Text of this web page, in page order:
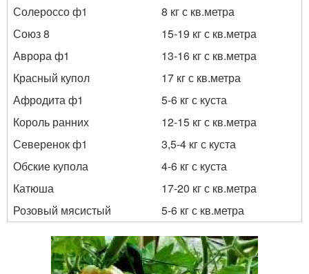
Солероссо ф1
8 кг с кв.метра
Союз 8
15-19 кг с кв.метра
Аврора ф1
13-16 кг с кв.метра
Красный купол
17 кг с кв.метра
Афродита ф1
5-6 кг с куста
Король ранних
12-15 кг с кв.метра
Северенок ф1
3,5-4 кг с куста
Обские купола
4-6 кг с куста
Катюша
17-20 кг с кв.метра
Розовый мясистый
5-6 кг с кв.метра